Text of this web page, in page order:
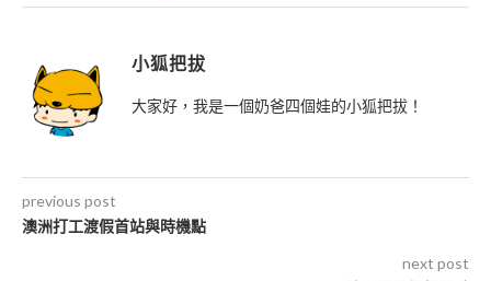
小狐把拔
大家好，我是一個奶爸四個娃的小狐把拔！
previous post
澳洲打工渡假首站與時機點
next post